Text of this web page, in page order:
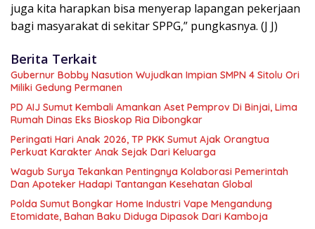
juga kita harapkan bisa menyerap lapangan pekerjaan
bagi masyarakat di sekitar SPPG,” pungkasnya. (J J)
Berita Terkait
Gubernur Bobby Nasution Wujudkan Impian SMPN 4 Sitolu Ori
Miliki Gedung Permanen
PD AIJ Sumut Kembali Amankan Aset Pemprov Di Binjai, Lima
Rumah Dinas Eks Bioskop Ria Dibongkar
Peringati Hari Anak 2026, TP PKK Sumut Ajak Orangtua
Perkuat Karakter Anak Sejak Dari Keluarga
Wagub Surya Tekankan Pentingnya Kolaborasi Pemerintah
Dan Apoteker Hadapi Tantangan Kesehatan Global
Polda Sumut Bongkar Home Industri Vape Mengandung
Etomidate, Bahan Baku Diduga Dipasok Dari Kamboja